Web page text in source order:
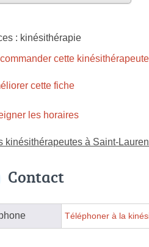
: kinésithérapie
cette kinésithérapeute
cette fiche
les horaires
kinésithérapeutes à Saint-
Contact
Téléphoner à la